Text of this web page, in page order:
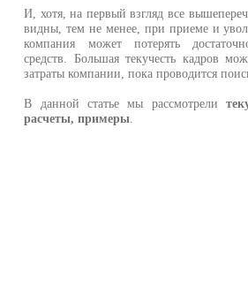
И, хотя, на первый взгляд все
видны, тем не менее, при приеме и
компания может потерять
средств. Большая текучесть кадров
затраты компании, пока проводится
В данной статье мы рассмотрели
расчеты, примеры